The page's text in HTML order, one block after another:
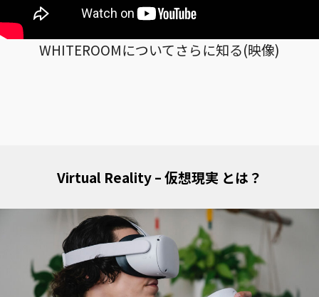
WHITEROOMについてさらに知る(映像)
Virtual Reality – 仮想現実 とは？